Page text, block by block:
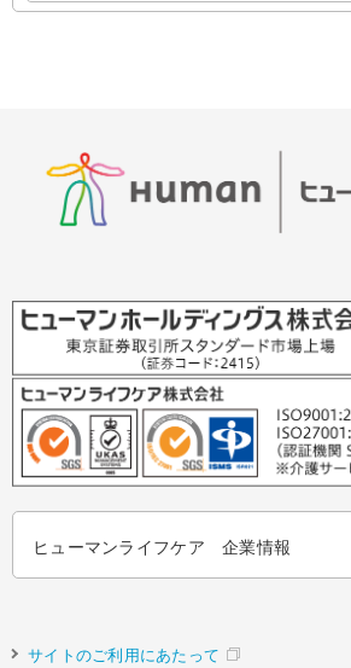
ヒューマンライフケア 企業情報
サイトのご利用にあたって